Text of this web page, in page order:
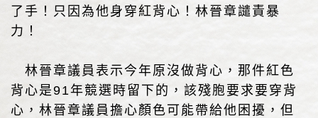
了手！只因為他身穿紅背心！林晉章譴責暴
力！
林晉章議員表示今年原沒做背心，那件紅色
背心是91年競選時留下的，該殘胞要求要穿背
心，林晉章議員擔心顏色可能帶給他困擾，但